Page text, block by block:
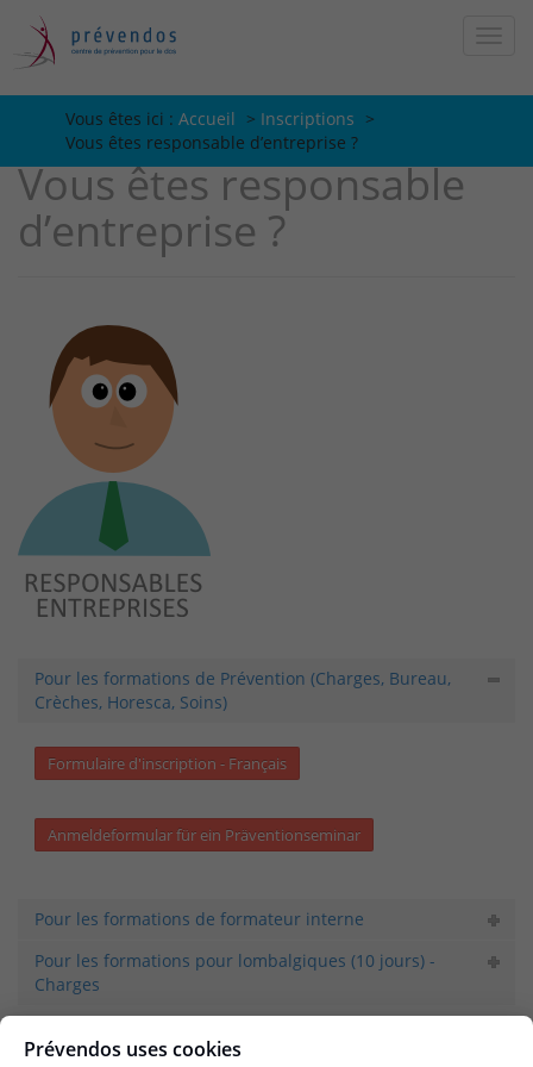
Vous êtes ici : Accueil > Inscriptions >
Vous êtes responsable d’entreprise ?
Vous êtes responsable
d’entreprise ?
Pour les formations de Prévention (Charges, Bureau,
Crèches, Horesca, Soins)
Formulaire d'inscription - Français
Anmeldeformular für ein Präventionseminar
Pour les formations de formateur interne
Pour les formations pour lombalgiques (10 jours) -
Charges
Prévendos uses cookies